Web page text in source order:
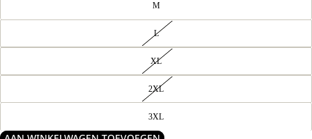
M
L
XL
2XL
3XL